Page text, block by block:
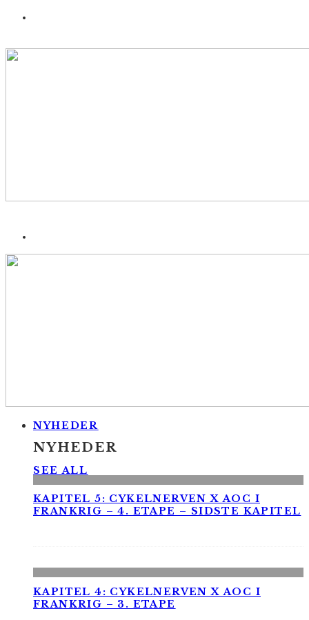
NYHEDER
NYHEDER
SEE ALL
KAPITEL 5: CYKELNERVEN X AOC I
FRANKRIG – 4. ETAPE – SIDSTE KAPITEL
KAPITEL 4: CYKELNERVEN X AOC I
FRANKRIG – 3. ETAPE